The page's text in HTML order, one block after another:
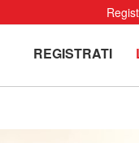
REGISTRATI